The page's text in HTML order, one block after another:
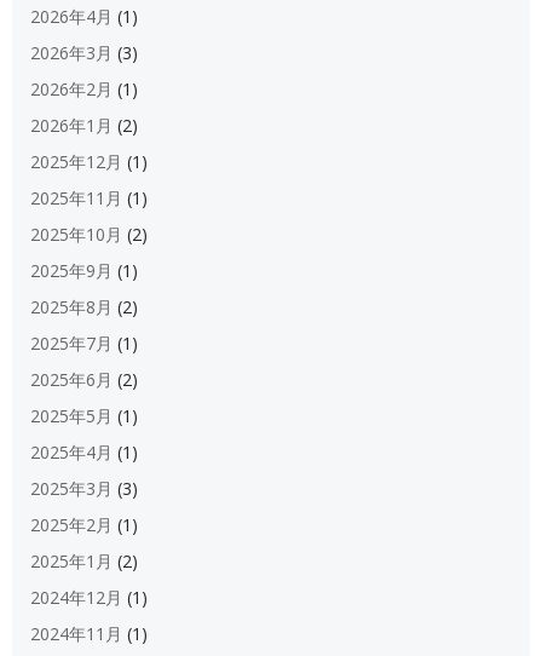
2026年4月 (1)
2026年3月 (3)
2026年2月 (1)
2026年1月 (2)
2025年12月 (1)
2025年11月 (1)
2025年10月 (2)
2025年9月 (1)
2025年8月 (2)
2025年7月 (1)
2025年6月 (2)
2025年5月 (1)
2025年4月 (1)
2025年3月 (3)
2025年2月 (1)
2025年1月 (2)
2024年12月 (1)
2024年11月 (1)